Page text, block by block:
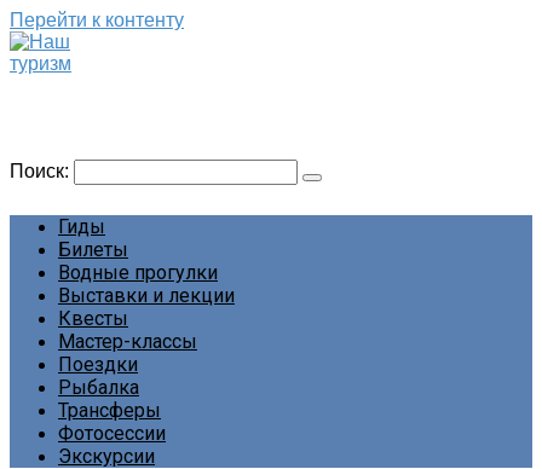
Перейти к контенту
Поиск:
Гиды
Билеты
Водные прогулки
Выставки и лекции
Квесты
Мастер-классы
Поездки
Рыбалка
Трансферы
Фотосессии
Экскурсии